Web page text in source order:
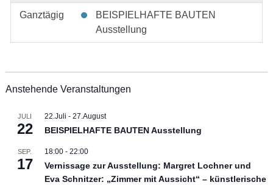
Ganztägig
BEISPIELHAFTE BAUTEN
Ausstellung
Anstehende Veranstaltungen
JULI
22
22.Juli - 27.August
BEISPIELHAFTE BAUTEN Ausstellung
SEP.
17
18:00- 22:00
Vernissage zur Ausstellung: Margret Lochner und
Eva Schnitzer: „Zimmer mit Aussicht“ – künstlerische